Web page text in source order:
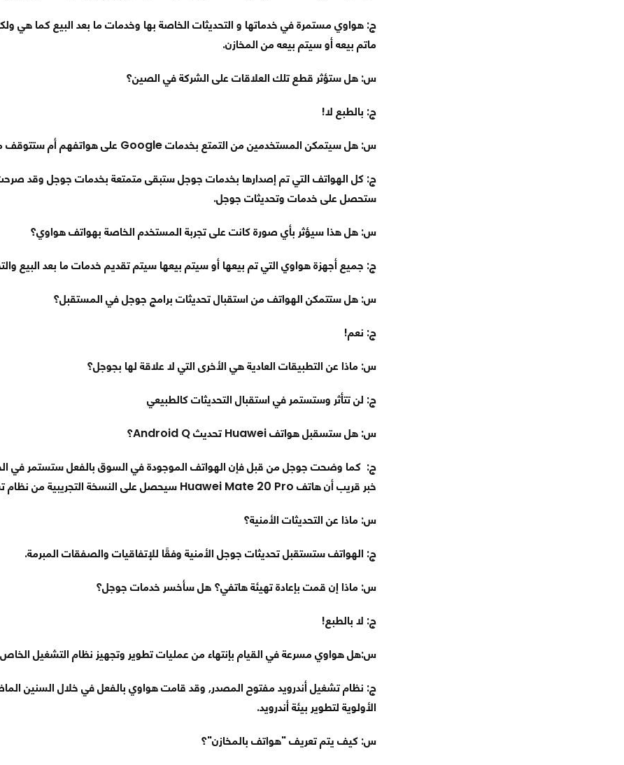
ج: هواوي مستمرة في خدماتها و التحديثات الخاصة بها وخدمات ما بعد البيع كما هي
ماتم بيعه أو سيتم بيعه من المخازن.
س: هل ستؤثر قطع تلك العلاقات على الشركة في الصين؟
ج: بالطبع لا!
س: هل سيتمكن المستخدمين من التمتع بخدماتGoogle على هواتفهم أم ستتوقف
ج: كل الهواتف التي تم إصدارها بخدمات جوجل ستبقى متمتعة بخدمات جوجل وقد
ستحصل على خدمات وتحديثات جوجل.
س: هل هذا سيؤثر بأي صورة كانت على تجربة المستخدم الخاصة بهواتف هواوي؟
ج: جميع أجهزة هواوي التي تم بيعها أو سيتم بيعها سيتم تقديم خدمات ما بعد البيع
س: هل ستتمكن الهواتف من استقبال تحديثات برامج جوجل في المستقبل؟
ج: نعم!
س: ماذا عن التطبيقات العادية هي الأخرى التي لا علاقة لها بجوجل؟
ج: لن تتأثر وستستمر في استقبال التحديثات كالطبيعي
س: هل ستسقبل هواتفHuawei تحديثAndroid Q؟
ج: كما وضحت جوجل من قبل فإن الهواتف الموجودة في السوق بالفعل ستستمر في
خبر قريب أن هاتف Huawei Mate 20 Pro سيحصل على النسخة التجريبية من نظام
س: ماذا عن التحديثات الأمنية؟
ج: الهواتف ستستقبل تحديثات جوجل الأمنية وفقًا للإتفاقيات والصفقات المبرمة.
س: ماذا إن قمت بإعادة تهيئة هاتفي؟ هل سأخسر خدمات جوجل؟
ج: لا بالطبع!
س:هل هواوي مسرعة في القيام بإنتهاء من عمليات تطوير وتجهيز نظام التشغيل الخاص
ج: نظام تشغيل أندرويد مفتوح المصدر, وقد قامت هواوي بالفعل في خلال السنين
الأولوية لتطوير بيئة أندرويد.
س: كيف يتم تعريف "هواتف بالمخازن"؟